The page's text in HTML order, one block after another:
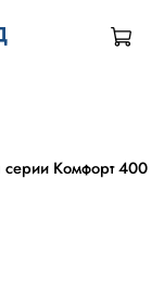
Комфорт 400